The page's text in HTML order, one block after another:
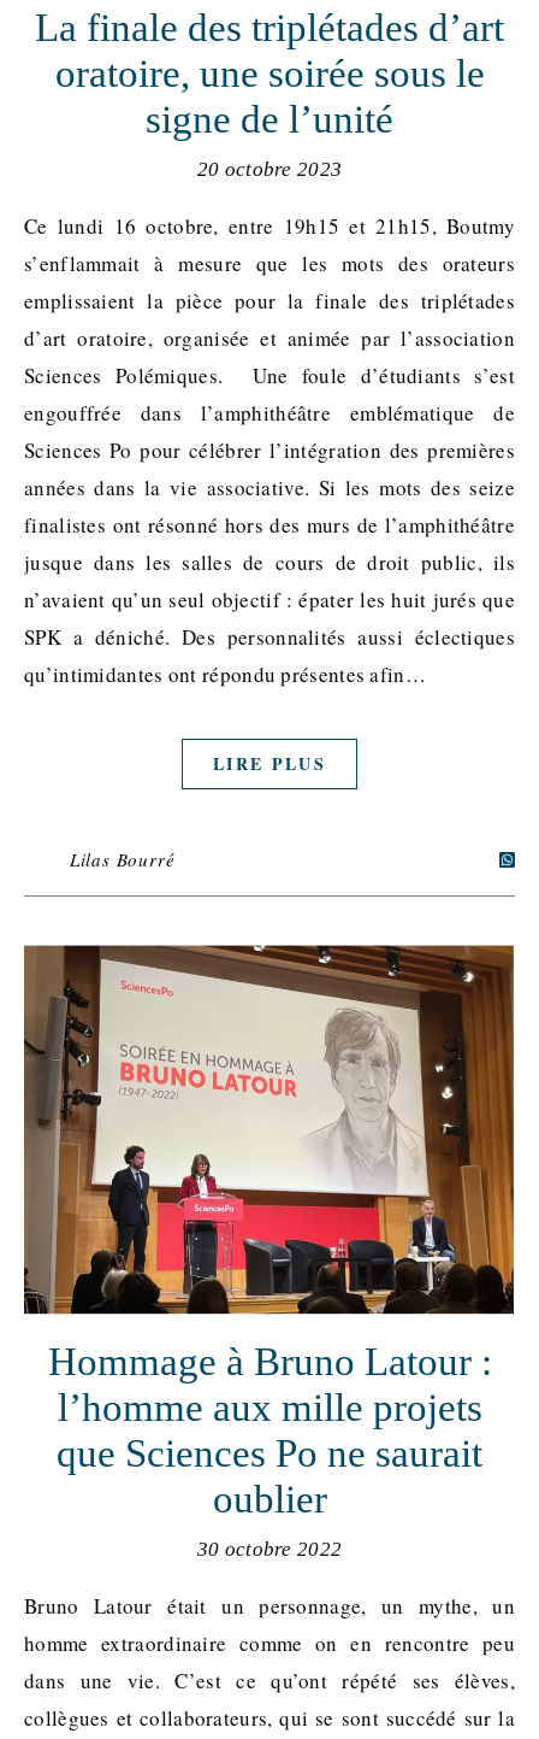
La finale des triplétades d’art
oratoire, une soirée sous le
signe de l’unité
20 octobre 2023
Ce lundi 16 octobre, entre 19h15 et 21h15, Boutmy
s’enflammait à mesure que les mots des orateurs
emplissaient la pièce pour la finale des triplétades
d’art oratoire, organisée et animée par l’association
Sciences Polémiques. Une foule d’étudiants s’est
engouffrée dans l’amphithéâtre emblématique de
Sciences Po pour célébrer l’intégration des premières
années dans la vie associative. Si les mots des seize
finalistes ont résonné hors des murs de l’amphithéâtre
jusque dans les salles de cours de droit public, ils
n’avaient qu’un seul objectif : épater les huit jurés que
SPK a déniché. Des personnalités aussi éclectiques
qu’intimidantes ont répondu présentes afin…
LIRE PLUS
Lilas Bourré
Hommage à Bruno Latour :
l’homme aux mille projets
que Sciences Po ne saurait
oublier
30 octobre 2022
Bruno Latour était un personnage, un mythe, un
homme extraordinaire comme on en rencontre peu
dans une vie. C’est ce qu’ont répété ses élèves,
collègues et collaborateurs, qui se sont succédé sur la